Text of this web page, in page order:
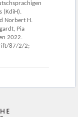
(KdiH).
Norbert H.
Pia
2022.
87/2/2;